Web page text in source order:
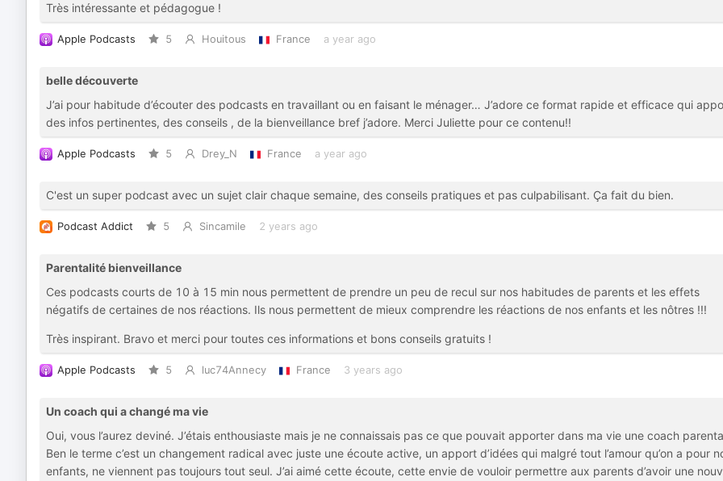
Très intéressante et pédagogue !
Apple Podcasts 5 Houitous France a year ago
belle découverte
J’ai pour habitude d’écouter des podcasts en travaillant ou en faisant le ménager… J’adore ce format rapide et efficace qui
des infos pertinentes, des conseils , de la bienveillance bref j’adore. Merci Juliette pour ce contenu!!
Apple Podcasts 5 Drey_N France a year ago
C'est un super podcast avec un sujet clair chaque semaine, des conseils pratiques et pas culpabilisant. Ça fait du bien.
Podcast Addict 5 Sincamile 2 years ago
Parentalité bienveillance
Ces podcasts courts de 10 à 15 min nous permettent de prendre un peu de recul sur nos habitudes de parents et les effets
négatifs de certaines de nos réactions. Ils nous permettent de mieux comprendre les réactions de nos enfants et les nôtres !!!
Très inspirant. Bravo et merci pour toutes ces informations et bons conseils gratuits !
Apple Podcasts 5 luc74Annecy France 3 years ago
Un coach qui a changé ma vie
Oui, vous l’aurez deviné. J’étais enthousiaste mais je ne connaissais pas ce que pouvait apporter dans ma vie une coach
Ben le terme c’est un changement radical avec juste une écoute active, un apport d’idées qui malgré tout l’amour qu’on a pour
enfants, ne viennent pas toujours tout seul. J’ai aimé cette écoute, cette envie de vouloir permettre aux parents d’avoir une